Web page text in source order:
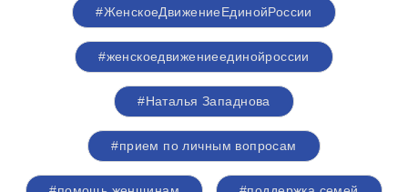
#ЖенскоеДвижениеЕдинойРоссии
#женскоедвижениеединойроссии
#Наталья Западнова
#прием по личным вопросам